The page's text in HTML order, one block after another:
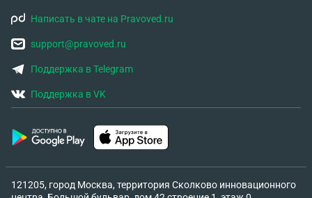
Написать в чате на Pravoved.ru
support@pravoved.ru
Поддержка в Telegram
Поддержка в VK
121205, город Москва, территория Сколково инновационного